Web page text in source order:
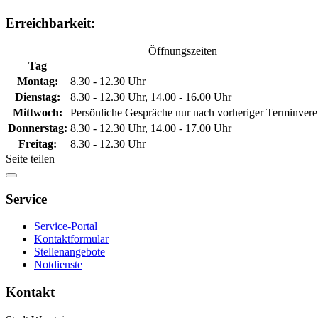
Erreichbarkeit:
Öffnungszeiten
Tag
Montag:
8.30 - 12.30 Uhr
Dienstag:
8.30 - 12.30 Uhr, 14.00 - 16.00 Uhr
Mittwoch:
Persönliche Gespräche nur nach vorheriger
Donnerstag: 8.30 - 12.30 Uhr, 14.00 - 17.00 Uhr
Freitag:
8.30 - 12.30 Uhr
Seite teilen
Service
Service-Portal
Kontaktformular
Stellenangebote
Notdienste
Kontakt